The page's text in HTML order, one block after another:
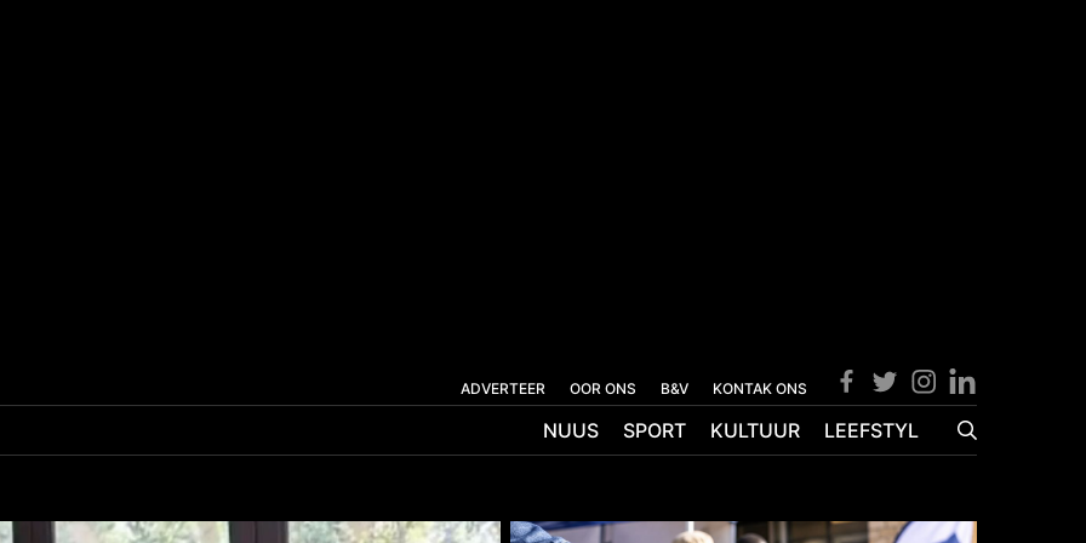
ADVERTEER OOR ONS B&V KONTAK ONS
NUUS SPORT KULTUUR LEEFSTYL